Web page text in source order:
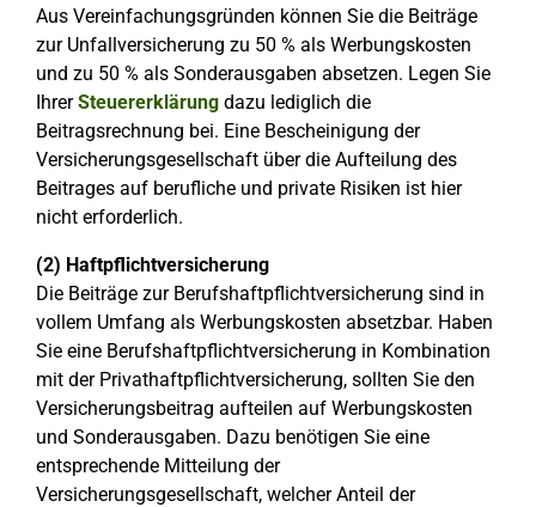
Aus Vereinfachungsgründen können Sie die Beiträge
zur Unfallversicherung zu 50 % als Werbungskosten
und zu 50 % als Sonderausgaben absetzen. Legen Sie
IhrerSteuererklärung dazu lediglich die
Beitragsrechnung bei. Eine Bescheinigung der
Versicherungsgesellschaft über die Aufteilung des
Beitrages auf berufliche und private Risiken ist hier
nicht erforderlich.
(2) Haftpflichtversicherung
Die Beiträge zur Berufshaftpflichtversicherung sind in
vollem Umfang als Werbungskosten absetzbar. Haben
Sie eine Berufshaftpflichtversicherung in Kombination
mit der Privathaftpflichtversicherung, sollten Sie den
Versicherungsbeitrag aufteilen auf Werbungskosten
und Sonderausgaben. Dazu benötigen Sie eine
entsprechende Mitteilung der
Versicherungsgesellschaft, welcher Anteil der